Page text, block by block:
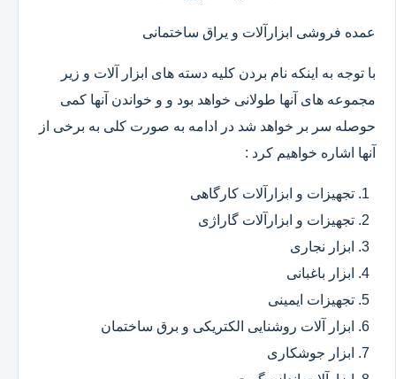
عمده فروشی ابزارآلات و یراق ساختمانی
با توجه به اینکه نام بردن کلیه دسته های ابزار آلات و زیر
مجموعه های آنها طولانی خواهد بود و و خواندن آنها کمی
حوصله سر بر خواهد شد در ادامه به صورت کلی به برخی از
آنها اشاره خواهیم کرد :
تجهیزات و ابزارآلات کارگاهی
تجهیزات و ابزارآلات گاراژی
ابزار نجاری
ابزار باغبانی
تجهیزات ایمینی
ابزار آلات روشنایی الکتریکی و برق ساختمان
ابزار جوشکاری